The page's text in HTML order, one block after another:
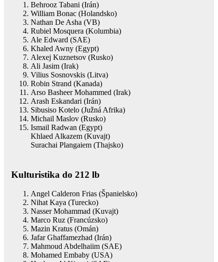
Behrooz Tabani (Irán)
William Bonac (Holandsko)
Nathan De Asha (VB)
Rubiel Mosquera (Kolumbia)
Ale Edward (SAE)
Khaled Awny (Egypt)
Alexej Kuznetsov (Rusko)
Ali Jasim (Irak)
Vilius Sosnovskis (Litva)
Robin Strand (Kanada)
Arso Basheer Mohammed (Irak)
Arash Eskandari (Irán)
Sibusiso Kotelo (Južná Afrika)
Michail Maslov (Rusko)
Ismail Radwan (Egypt)
Khlaed Alkazem (Kuvajt)
Surachai Plangaiem (Thajsko)
Kulturistika do 212 lb
Angel Calderon Frias (Španielsko)
Nihat Kaya (Turecko)
Nasser Mohammad (Kuvajt)
Marco Ruz (Francúzsko)
Mazin Kratus (Omán)
Jafar Ghaffamezhad (Irán)
Mahmoud Abdelhaiim (SAE)
Mohamed Embaby (USA)